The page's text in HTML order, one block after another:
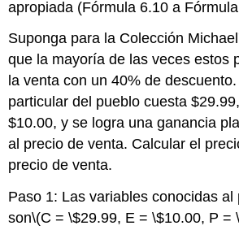
apropiada (Fórmula 6.10 a
Suponga para la Colección
que la mayoría de las veces estos
la venta con un 40% de
particular del pueblo cuesta
$10.00, y se logra una ganancia
al precio de venta. Calcular el
precio de venta.
Paso 1: Las variables conocidas al
son\(C = \$29.99, E = \$10.00, P =